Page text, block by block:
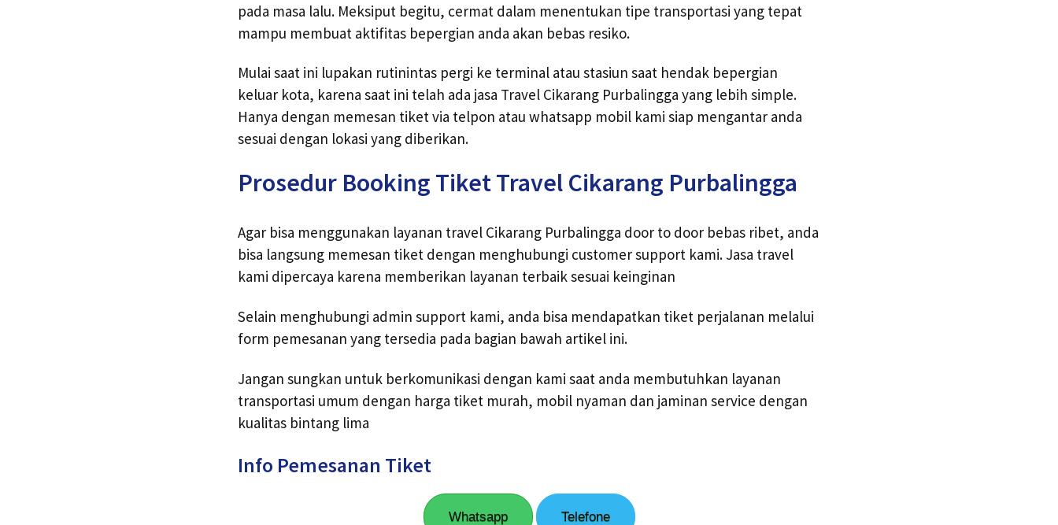
pada masa lalu. Meksiput begitu, cermat dalam menentukan tipe transportasi yang tepat
mampu membuat aktifitas bepergian anda akan bebas resiko.
Mulai saat ini lupakan rutinintas pergi ke terminal atau stasiun saat hendak bepergian
keluar kota, karena saat ini telah ada jasa Travel Cikarang Purbalingga yang lebih simple.
Hanya dengan memesan tiket via telpon atau whatsapp mobil kami siap mengantar anda
sesuai dengan lokasi yang diberikan.
Prosedur Booking Tiket Travel Cikarang Purbalingga
Agar bisa menggunakan layanan travel Cikarang Purbalingga door to door bebas ribet, anda
bisa langsung memesan tiket dengan menghubungi customer support kami. Jasa travel
kami dipercaya karena memberikan layanan terbaik sesuai keinginan
Selain menghubungi admin support kami, anda bisa mendapatkan tiket perjalanan melalui
form pemesanan yang tersedia pada bagian bawah artikel ini.
Jangan sungkan untuk berkomunikasi dengan kami saat anda membutuhkan layanan
transportasi umum dengan harga tiket murah, mobil nyaman dan jaminan service dengan
kualitas bintang lima
Info Pemesanan Tiket
Whatsapp Telefone